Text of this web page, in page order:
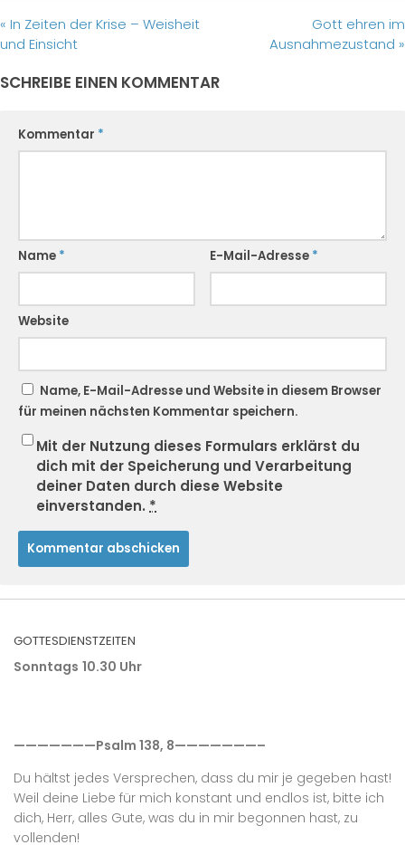
« In Zeiten der Krise – Weisheit
und Einsicht
Gott ehren im
Ausnahmezustand »
SCHREIBE EINEN KOMMENTAR
Kommentar *
Name * E-Mail-Adresse *
Website
Name, E-Mail-Adresse und Website in diesem Browser
für meinen nächsten Kommentar speichern.
Mit der Nutzung dieses Formulars erklärst du
dich mit der Speicherung und Verarbeitung
deiner Daten durch diese Website
einverstanden. *
GOTTESDIENSTZEITEN
Sonntags 10.30 Uhr
———————Psalm 138, 8———————–
Du hältst jedes Versprechen, dass du mir je gegeben hast!
Weil deine Liebe für mich konstant und endlos ist, bitte ich
dich, Herr, alles Gute, was du in mir begonnen hast, zu
vollenden!